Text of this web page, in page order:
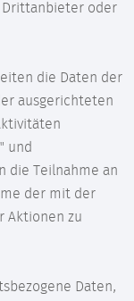
Drittanbieter oder
die Daten der
ausgerichteten
und
die Teilnahme an
der mit der
Aktionen zu
Daten,